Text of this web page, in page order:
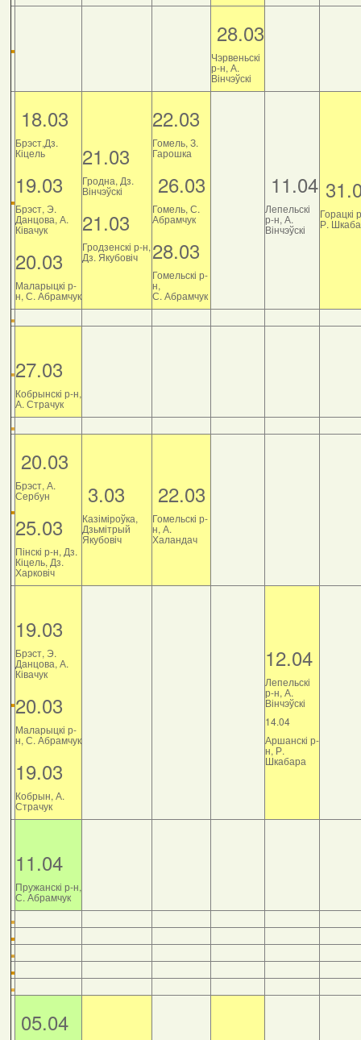
28.03
Чэрвеньскі
р-н, А.
Вінчэўскі
18.03
Брэст,Дз.
Кіцель
19.03
Брэст, Э.
Данцова, А.
Ківачук
20.03
Маларыцкі р-
н, С. Абрамчук
21.03
Гродна, Дз.
Вінчэўскі
21.03
Гродзенскі р-н,
Дз. Якубовіч
22.03
Гомель, З.
Гарошка
26.03
Гомель, С.
Абрамчук
28.03
Гомельскі р-
н,
С. Абрамчук
11.04
Лепельскі
р-н, А.
Вінчэўскі
Горацкі
Р.
27.03
Кобрынскі р-н,
А. Страчук
20.03
Брэст, А.
Сербун
25.03
Пінскі р-н, Дз.
Кіцель, Дз.
Харковіч
3.03
Казіміроўка,
Дзьмітрый
Якубовіч
22.03
Гомельскі р-
н, А.
Халандач
19.03
Брэст, Э.
Данцова, А.
Ківачук
20.03
Маларыцкі р-
н, С. Абрамчук
19.03
Кобрын, А.
Страчук
12.04
Лепельскі
р-н, А.
Вінчэўскі
14.04
Аршанскі р-
н, Р.
Шкабара
11.04
Пружанскі р-н,
С. Абрамчук
05.04